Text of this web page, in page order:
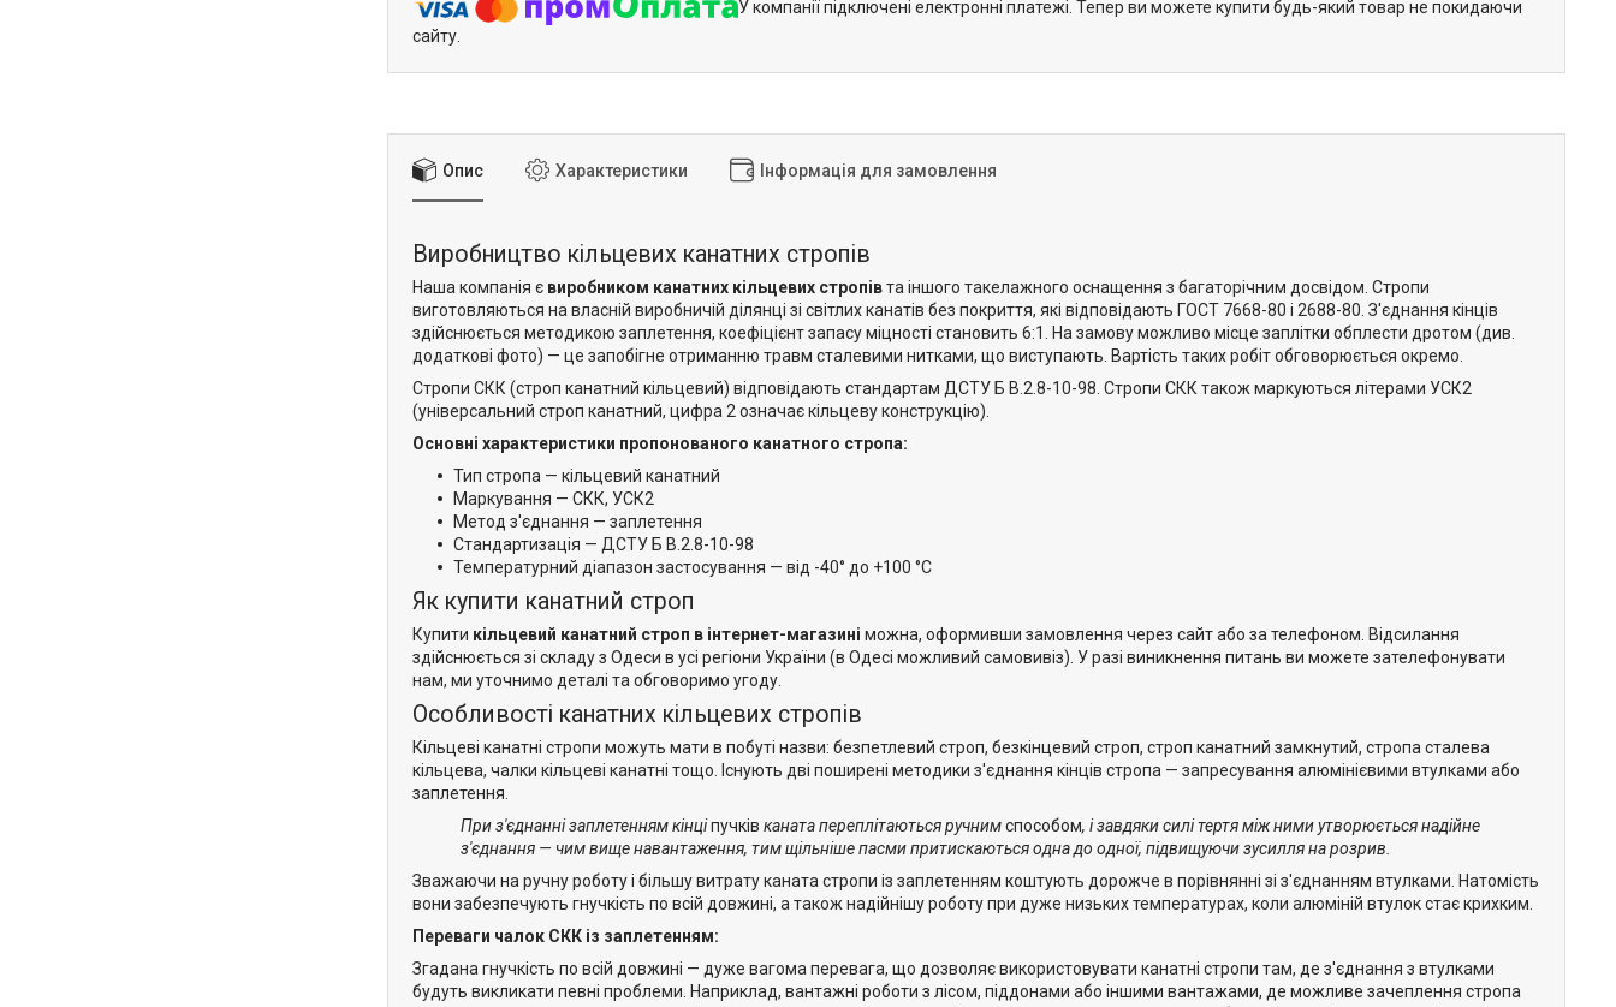
У компанії підключені електронні платежі. Тепер ви можете купити будь-який товар не покидаючи
сайту.
Опис Характеристики Інформація для замовлення
Виробництво кільцевих канатних стропів
Наша компанія є виробником канатних кільцевих стропівта іншого такелажного оснащення з багаторічним досвідом. Стропи
виготовляються на власній виробничій ділянці зі світлих канатів без покриття, які відповідають ГОСТ 7668-80 і 2688-80. З'єднання кінців
здійснюється методикою заплетення, коефіцієнт запасу міцності становить 6:1. На замову можливо місце заплітки обплести дротом (див.
додаткові фото) — це запобігне отриманню травм сталевими нитками, що виступають. Вартість таких робіт обговорюється окремо.
Стропи СКК (строп канатний кільцевий) відповідають стандартам ДСТУ Б В.2.8-10-98. Стропи СКК також маркуються літерами УСК2
(універсальний строп канатний, цифра 2 означає кільцеву конструкцію).
Основні характеристики пропонованого канатного стропа:
Тип стропа — кільцевий канатний
Маркування — СКК, УСК2
Метод з'єднання — заплетення
Стандартизація — ДСТУ Б В.2.8-10-98
Температурний діапазон застосування — від -40° до +100 °C
Як купити канатний строп
Купити кільцевий канатний строп в інтернет-магазині можна, оформивши замовлення через сайт або за телефоном. Відсилання
здійснюється зі складу з Одеси в усі регіони України (в Одесі можливий самовивіз). У разі виникнення питань ви можете зателефонувати
нам, ми уточнимо деталі та обговоримо угоду.
Особливості канатних кільцевих стропів
Кільцеві канатні стропи можуть мати в побуті назви: безпетлевий строп, безкінцевий строп, строп канатний замкнутий, стропа сталева
кільцева, чалки кільцеві канатні тощо. Існують дві поширені методики з'єднання кінців стропа — запресування алюмінієвими втулками або
заплетення.
При з'єднанні заплетенням кінціпучків каната переплітаються ручнимспособом, і завдяки силі тертя між ними утворюється надійне
з'єднання — чим вище навантаження, тим щільніше пасми притискаються одна до одної, підвищуючи зусилля на розрив.
Зважаючи на ручну роботу і більшу витрату каната стропи із заплетенням коштують дорожче в порівнянні зі з'єднанням втулками. Натомість
вони забезпечують гнучкість по всій довжині, а також надійнішу роботу при дуже низьких температурах, коли алюміній втулок стає крихким.
Переваги чалок СКК із заплетенням:
Згадана гнучкість по всій довжині — дуже вагома перевага, що дозволяє використовувати канатні стропи там, де з'єднання з втулками
будуть викликати певні проблеми. Наприклад, вантажні роботи з лісом, піддонами або іншими вантажами, де можливе зачеплення стропа